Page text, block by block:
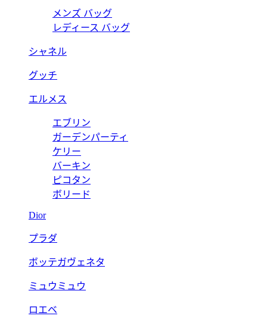
メンズ バッグ
レディース バッグ
シャネル
グッチ
エルメス
エブリン
ガーデンパーティ
ケリー
バーキン
ピコタン
ボリード
Dior
プラダ
ボッテガヴェネタ
ミュウミュウ
ロエベ